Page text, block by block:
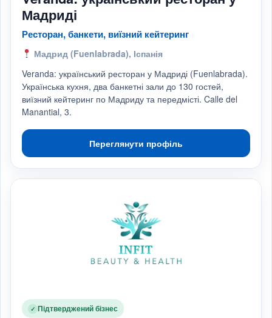
Мадриді
Ресторан, банкети, виїзний кейтеринг
Мадрид (Fuenlabrada), Іспанія
Veranda: український ресторан у Мадриді (Fuenlabrada).
Українська кухня, два банкетні зали до 130 гостей,
виїзний кейтеринг по Мадриду та передмісті. Calle del
Manantial, 3.
Переглянути профіль
✓ Підтверджений бізнес